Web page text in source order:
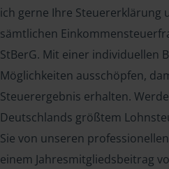
ich gerne Ihre Steuererklärung
sämtlichen
StBerG. Mit einer individuellen
Möglichkeiten ausschöpfen,
Steuerergebnis erhalten.
Deutschlands größtem
Sie von unseren
einem Jahresmitgliedsbeitrag